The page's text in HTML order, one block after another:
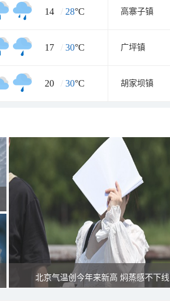
14 / 28°C 高寨子镇
17 / 30°C 广坪镇
20 / 30°C 胡家坝镇
北京气温创今年来新高 焖蒸感不下线